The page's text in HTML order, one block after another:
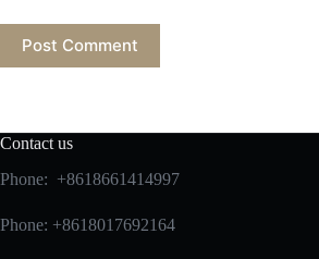
Post Comment
Contact us
Phone: +8618661414997
Phone: +8618017692164